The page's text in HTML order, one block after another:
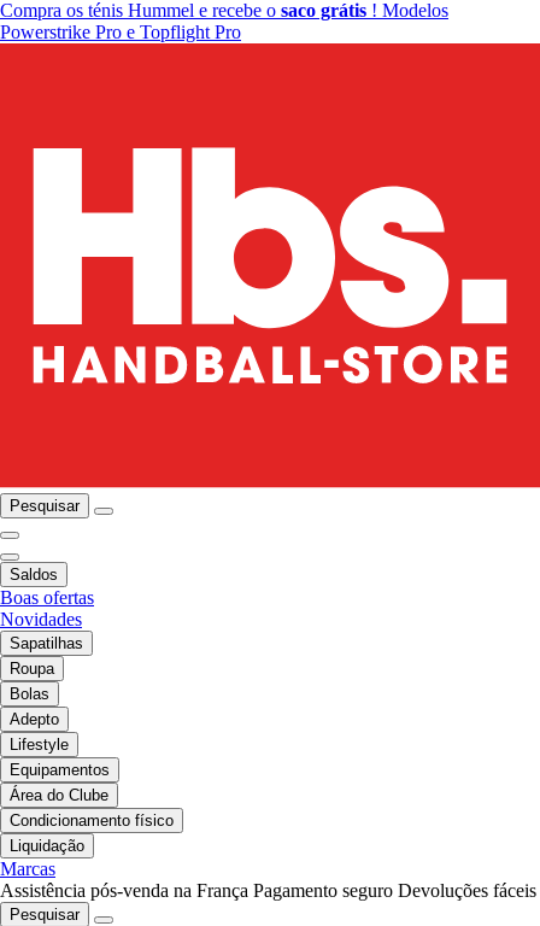
Compra os ténis Hummel e recebe o saco grátis ! Modelos
Powerstrike Pro e Topflight Pro
Pesquisar
Saldos
Boas ofertas
Novidades
Sapatilhas
Roupa
Bolas
Adepto
Lifestyle
Equipamentos
Área do Clube
Condicionamento físico
Liquidação
Marcas
Assistência pós-venda na França Pagamento seguro Devoluções fáceis
Pesquisar